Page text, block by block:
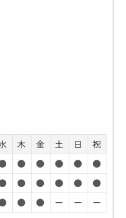
木 金 土 日
祝
● ● ● ●
●
● ● ● ●
●
● ● ー ー ー